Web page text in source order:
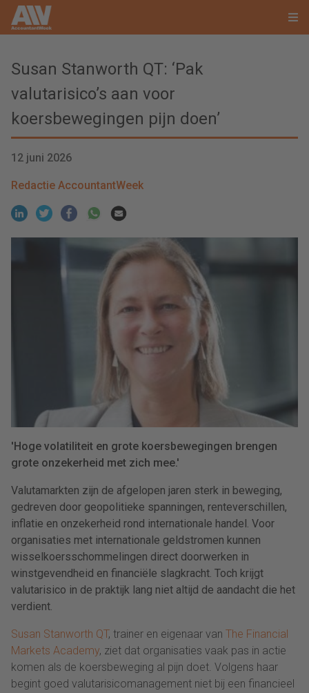
Susan Stanworth QT: ‘Pak
valutarisico’s aan voor
koersbewegingen pijn doen’
12 juni 2026
Redactie AccountantWeek
'Hoge volatiliteit en grote koersbewegingen brengen
grote onzekerheid met zich mee.'
Valutamarkten zijn de afgelopen jaren sterk in beweging,
gedreven door geopolitieke spanningen, renteverschillen,
inflatie en onzekerheid rond internationale handel. Voor
organisaties met internationale geldstromen kunnen
wisselkoersschommelingen direct doorwerken in
winstgevendheid en financiële slagkracht. Toch krijgt
valutarisico in de praktijk lang niet altijd de aandacht die het
verdient.
Susan Stanworth QT, trainer en eigenaar van The Financial
Markets Academy, ziet dat organisaties vaak pas in actie
komen als de koersbeweging al pijn doet. Volgens haar
begint goed valutarisicomanagement niet bij een financieel